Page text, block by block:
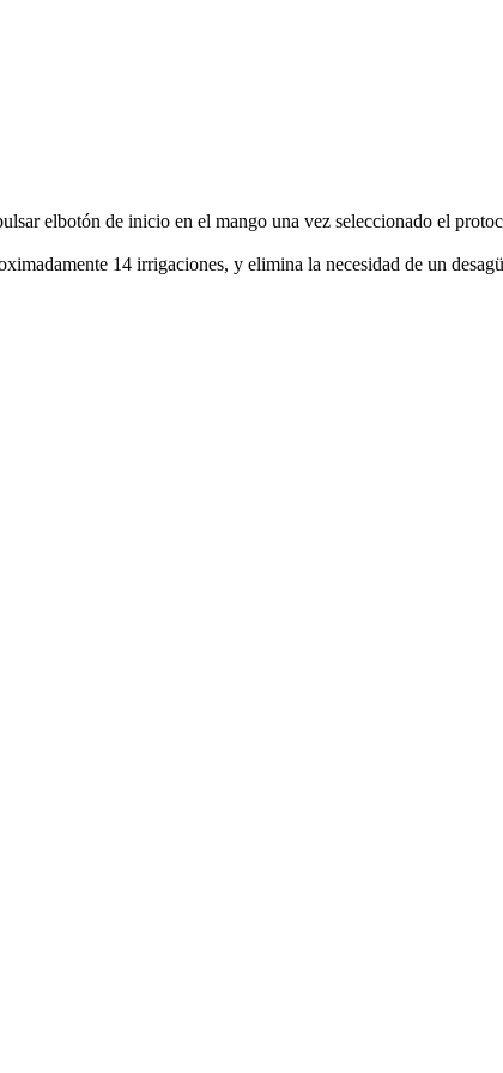
elbotón de inicio en el mango una vez seleccionado el
14 irrigaciones, y elimina la necesidad de un